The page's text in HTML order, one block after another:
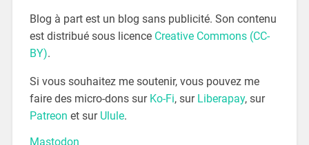
Blog à part est un blog sans publicité. Son contenu
est distribué sous licence Creative Commons (CC-
BY).
Si vous souhaitez me soutenir, vous pouvez me
faire des micro-dons sur Ko-Fi, sur Liberapay, sur
Patreon et sur Ulule.
Mastodon